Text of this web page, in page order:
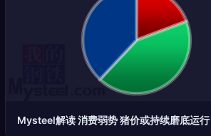
Mysteel解读 消费弱势 猪价或持续磨底运行